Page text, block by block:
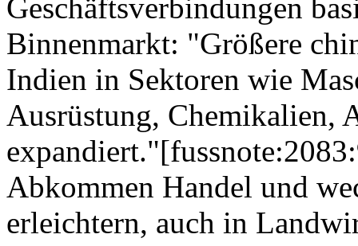
Geschäftsverbindungen
Binnenmarkt: "Größere
Indien in Sektoren wie
Ausrüstung, Chemikalien,
Abkommen Handel und
erleichtern, auch in